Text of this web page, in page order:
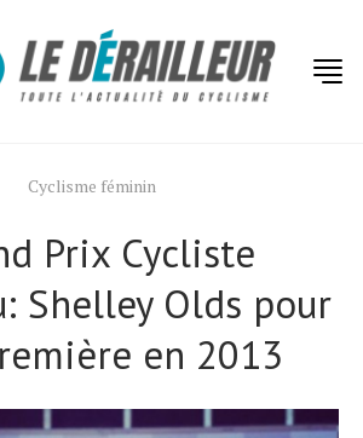
Cyclisme féminin
Prix Cycliste
Shelley Olds pour
en 2013